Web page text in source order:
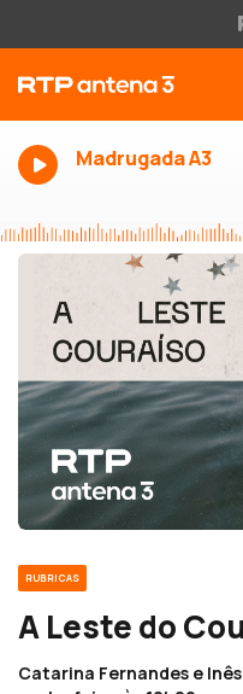
Madrugada A3
RUBRICAS
A Leste do
Catarina Fernandes e